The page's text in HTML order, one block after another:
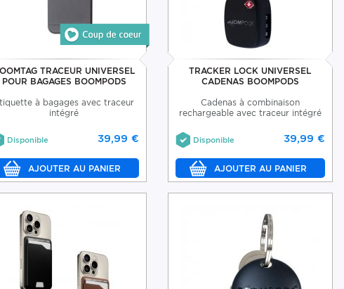
TRACEUR UNIVERSEL
POUR BAGAGES BOOMPODS
à bagages avec traceur
intégré
39,99 €
Disponible
TRACKER LOCK UNIVERSEL
CADENAS BOOMPODS
Cadenas à combinaison
rechargeable avec traceur intégré
39,99 €
Disponible